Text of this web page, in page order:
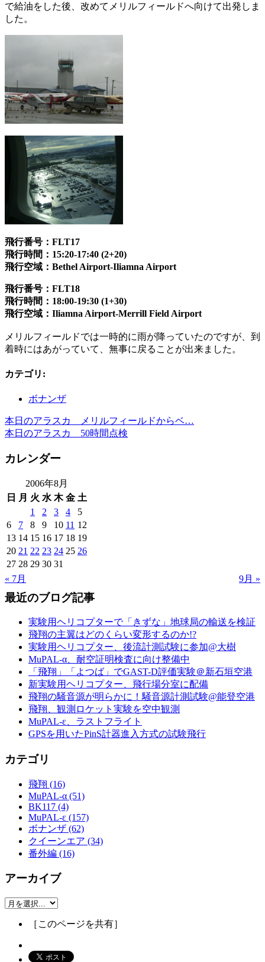
で給油をした後、改めてメリルフィールドへ向けて出発しま
した。
飛行番号：FLT17
飛行時間：15:20-17:40 (2+20)
飛行空域：Bethel Airport-Iliamna Airport
飛行番号：FLT18
飛行時間：18:00-19:30 (1+30)
飛行空域：Iliamna Airport-Merrill Field Airport
メリルフィールドでは一時的に雨が降っていたのですが、到
着時にはあがっていて、無事に戻ることが出来ました。
カテゴリ :
ボナンザ
本日のアラスカ メリルフィールドからベ…
本日のアラスカ 50時間点検
カレンダー
2006年8月
日
月 火 水 木 金 土
1
2 3 4
5
6
7 8 9 10 11 12
13 14 15 16 17 18 19
20 21 22 23 24 25 26
27 28 29 30 31
« 7月
9月 »
最近のブログ記事
実験用ヘリコプターで「きずな」地球局の輸送を検証
飛翔の主翼はどのくらい変形するのか!?
実験用ヘリコプター、後流計測試験に参加@大樹
MuPAL-α、耐空証明検査に向け整備中
「飛翔」「よつば」でGAST-D評価実験＠新石垣空港
新実験用ヘリコプター、飛行場分室に配備
飛翔の騒音源が明らかに！騒音源計測試験@能登空港
飛翔、観測ロケット実験を空中観測
MuPAL-ε、ラストフライト
GPSを用いたPinS計器進入方式の試験飛行
カテゴリ
飛翔 (16)
MuPAL-α (51)
BK117 (4)
MuPAL-ε (157)
ボナンザ (62)
クイーンエア (34)
番外編 (16)
アーカイブ
［このページを共有］